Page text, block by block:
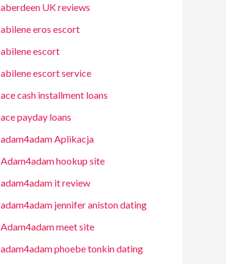
aberdeen UK reviews
abilene eros escort
abilene escort
abilene escort service
ace cash installment loans
ace payday loans
adam4adam Aplikacja
Adam4adam hookup site
adam4adam it review
adam4adam jennifer aniston dating
Adam4adam meet site
adam4adam phoebe tonkin dating